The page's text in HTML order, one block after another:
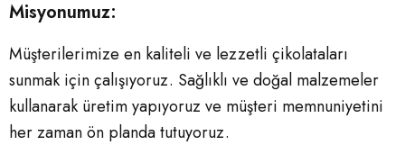
Misyonumuz:
Müşterilerimize en kaliteli ve lezzetli çikolataları
sunmak için çalışıyoruz. Sağlıklı ve doğal malzemeler
kullanarak üretim yapıyoruz ve müşteri memnuniyetini
her zaman ön planda tutuyoruz.